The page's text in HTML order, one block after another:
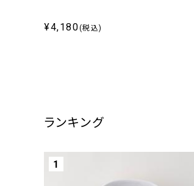
¥4,180(税込)
ランキング
1